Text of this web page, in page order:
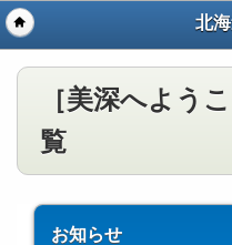
北
［美深へよう
覧
お知らせ